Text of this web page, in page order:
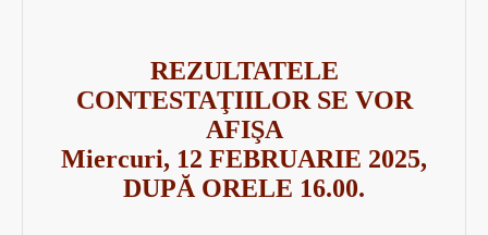
REZULTATELE
CONTESTAŢIILOR SE VOR
AFIŞA
Miercuri, 12 FEBRUARIE 2025,
DUPĂ ORELE 16.00.